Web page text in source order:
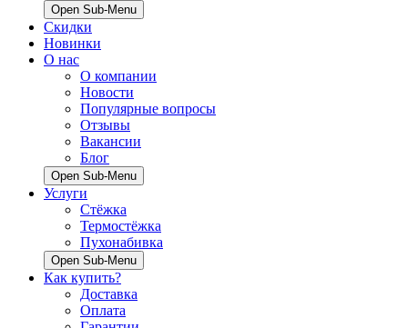
Open Sub-Menu
Скидки
Новинки
О нас
О компании
Новости
Популярные вопросы
Отзывы
Вакансии
Блог
Open Sub-Menu
Услуги
Стёжка
Термостёжка
Пухонабивка
Open Sub-Menu
Как купить?
Доставка
Оплата